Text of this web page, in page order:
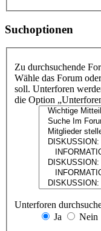
Suchoptionen
Zu durchsuchende
Wähle das Forum
soll. Unterforen
die Option
Unterforen
Ja
Nein